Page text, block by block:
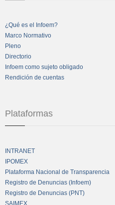
¿Qué es el Infoem?
Marco Normativo
Pleno
Directorio
Infoem como sujeto obligado
Rendición de cuentas
Plataformas
INTRANET
IPOMEX
Plataforma Nacional de Transparencia
Registro de Denuncias (Infoem)
Registro de Denuncias (PNT)
SAIMEX